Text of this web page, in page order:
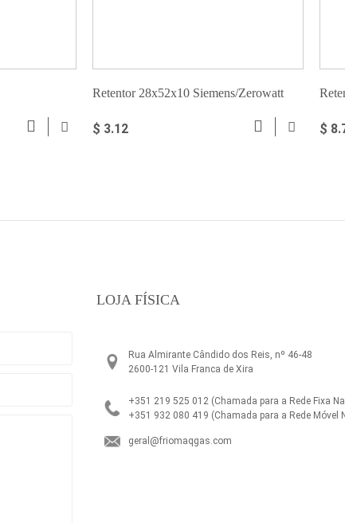
Retentor 28x52x10 Siemens/Zerowatt
$ 3.12 $
LOJA FÍSICA
Rua Almirante Cândido dos Reis, nº 46-48
2600-121 Vila Franca de Xira
+351 219 525 012 (Chamada para a Rede Fixa
+351 932 080 419 (Chamada para a Rede Móvel
geral@friomaqgas.com